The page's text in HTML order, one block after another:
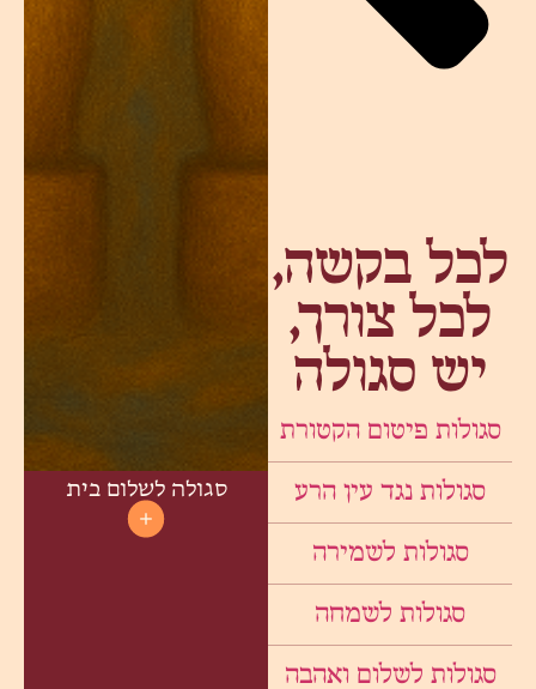
לכל בקשה,
לכל צורך,
יש סגולה
סגולות פיטום הקטורת
סגולות נגד עין הרע
סגולות לשמירה
סגולות לשמחה
סגולות לשלום ואהבה
סגולה לשלום בית